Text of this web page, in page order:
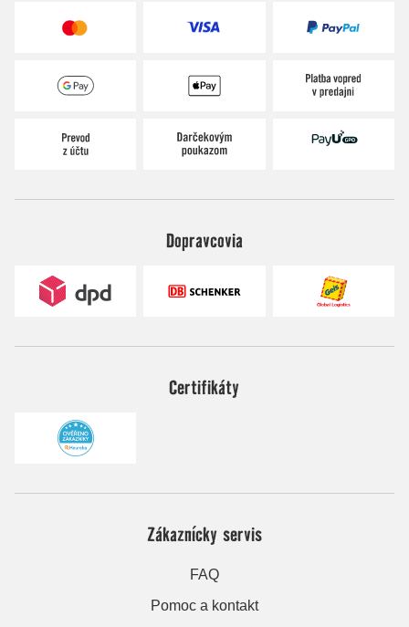
Dopravcovia
Certifikáty
Zákaznícky servis
FAQ
Pomoc a kontakt